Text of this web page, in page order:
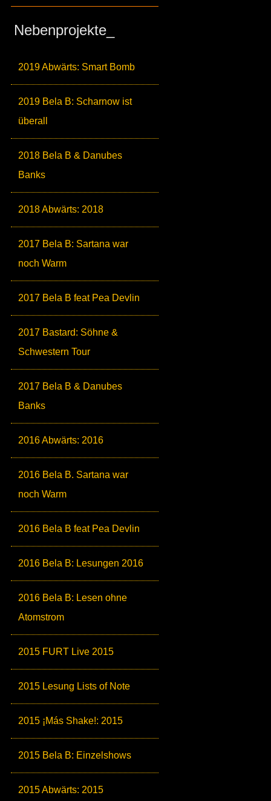
Nebenprojekte_
2019 Abwärts: Smart Bomb
2019 Bela B: Scharnow ist
überall
2018 Bela B & Danubes
Banks
2018 Abwärts: 2018
2017 Bela B: Sartana war
noch Warm
2017 Bela B feat Pea Devlin
2017 Bastard: Söhne &
Schwestern Tour
2017 Bela B & Danubes
Banks
2016 Abwärts: 2016
2016 Bela B. Sartana war
noch Warm
2016 Bela B feat Pea Devlin
2016 Bela B: Lesungen 2016
2016 Bela B: Lesen ohne
Atomstrom
2015 FURT Live 2015
2015 Lesung Lists of Note
2015 ¡Más Shake!: 2015
2015 Bela B: Einzelshows
2015 Abwärts: 2015